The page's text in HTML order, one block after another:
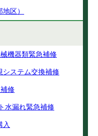
区）
機器類緊急補修
システム交換補修
修
水漏れ緊急補修
入